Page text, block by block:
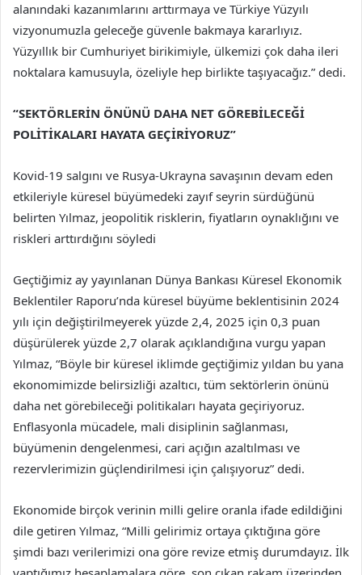
alanındaki kazanımlarını arttırmaya ve Türkiye Yüzyılı
vizyonumuzla geleceğe güvenle bakmaya kararlıyız.
Yüzyıllık bir Cumhuriyet birikimiyle, ülkemizi çok daha ileri
noktalara kamusuyla, özeliyle hep birlikte taşıyacağız.” dedi.
“SEKTÖRLERİN ÖNÜNÜ DAHA NET GÖREBİLECEĞİ
POLİTİKALARI HAYATA GEÇİRİYORUZ”
Kovid-19 salgını ve Rusya-Ukrayna savaşının devam eden
etkileriyle küresel büyümedeki zayıf seyrin sürdüğünü
belirten Yılmaz, jeopolitik risklerin, fiyatların oynaklığını ve
riskleri arttırdığını söyledi
Geçtiğimiz ay yayınlanan Dünya Bankası Küresel Ekonomik
Beklentiler Raporu’nda küresel büyüme beklentisinin 2024
yılı için değiştirilmeyerek yüzde 2,4, 2025 için 0,3 puan
düşürülerek yüzde 2,7 olarak açıklandığına vurgu yapan
Yılmaz, “Böyle bir küresel iklimde geçtiğimiz yıldan bu yana
ekonomimizde belirsizliği azaltıcı, tüm sektörlerin önünü
daha net görebileceği politikaları hayata geçiriyoruz.
Enflasyonla mücadele, mali disiplinin sağlanması,
büyümenin dengelenmesi, cari açığın azaltılması ve
rezervlerimizin güçlendirilmesi için çalışıyoruz” dedi.
Ekonomide birçok verinin milli gelire oranla ifade edildiğini
dile getiren Yılmaz, “Milli gelirimiz ortaya çıktığına göre
şimdi bazı verilerimizi ona göre revize etmiş durumdayız. İlk